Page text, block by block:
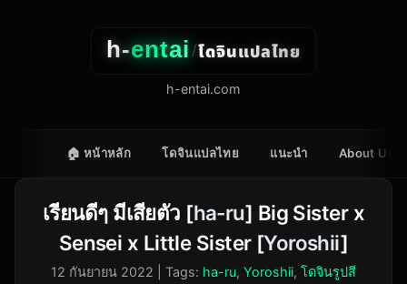
h-entai/โดจินแปลไทย
h-entai.com
🏠 หน้าหลัก โดจินแปลไทย แนะนำ About Us
เรียนดีๆ มีเสียตัว [ha-ru] Big Sister x
Sensei x Little Sister [Yoroshii]
12 กันยายน 2022 | Tags: ha-ru, Yoroshii, โดจินรูปสี